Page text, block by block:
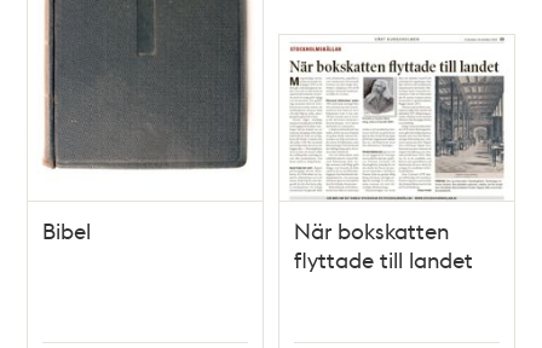
Bibel
När bokskatten
flyttade till landet